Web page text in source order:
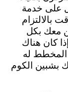
على خدمة
بالالتزام
معك بكل
كان هناك
المخطط له
بشبين الكوم